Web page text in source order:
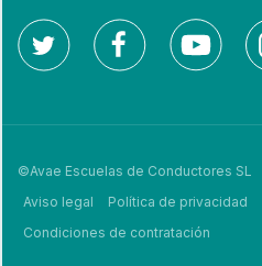
©Avae Escuelas de Conductores SL
Aviso legal
Política de privacidad
Condiciones de contratación